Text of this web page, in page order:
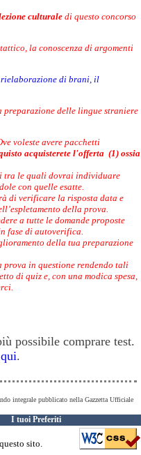
culturale di questo concorso
la conoscenza di argomenti
di brani, il
delle lingue straniere
voleste avere pacchetti
acquisterete l'offerta (1) ossia
tra le quali dovrai individuare
con quelle esatte.
di verificare la risposta data e
della prova.
a tutte le domande proposte
fase di autoverifica.
della tua preparazione
in questione rendendo tali
di quiz e, con una modica spesa,
possibile comprare test.
.
integrale pubblicato nella Gazzetta Ufficiale
I tuoi Preferiti
sito.